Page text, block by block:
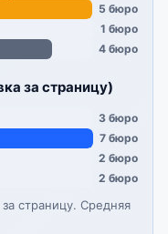
5 бюро
1 бюро
4 бюро
за страницу)
3 бюро
7 бюро
2 бюро
2 бюро
страницу. Средняя